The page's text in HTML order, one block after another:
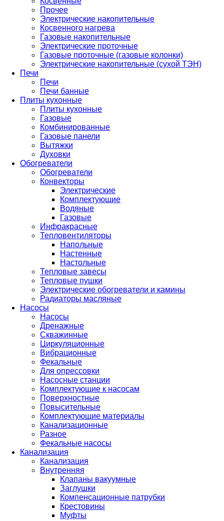
Прочее
Электрические накопительные
Косвенного нагрева
Газовые накопительные
Электрические проточные
Газовые проточные (газовые колонки)
Электрические накопительные (сухой ТЭН)
Печи
Печи
Печи банные
Плиты кухонные
Плиты кухонные
Газовые
Комбинированные
Газовые панели
Вытяжки
Духовки
Обогреватели
Обогреватели
Конвекторы
Электрические
Комплектующие
Водяные
Газовые
Инфракрасные
Тепловентиляторы
Напольные
Настенные
Настольные
Тепловые завесы
Тепловые пушки
Электрические обогреватели и камины
Радиаторы масляные
Насосы
Насосы
Дренажные
Скважинные
Циркуляционные
Вибрационные
Фекальные
Для опрессовки
Насосные станции
Комплектующие к насосам
Поверхностные
Повысительные
Комплектующие материалы
Канализационные
Разное
Фекальные насосы
Канализация
Канализация
Внутренняя
Клапаны вакуумные
Заглушки
Компенсационные патрубки
Крестовины
Муфты